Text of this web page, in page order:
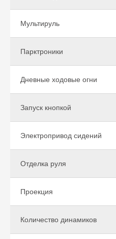
Мультируль
Парктроники
Дневные ходовые огни
Запуск кнопкой
Электропривод сидений
Отделка руля
Проекция
Количество динамиков